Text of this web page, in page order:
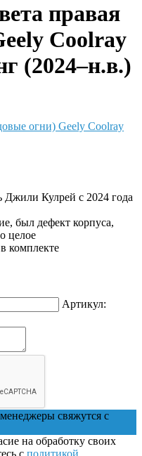
правая
Coolray
(2024–н.в.)
Джили Кулрей с 2024 года
был дефект корпуса,
целое
комплекте
Артикул:
свяжутся с
на обработку своих
с политикой